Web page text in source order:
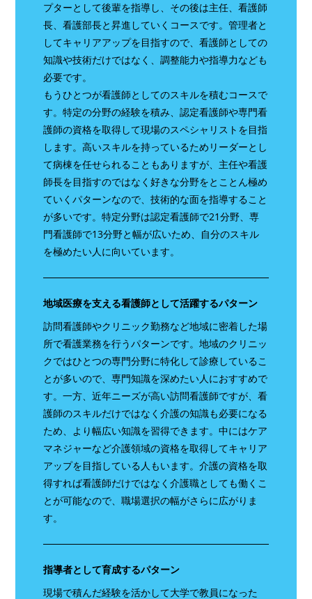
プターとして後輩を指導し、その後は主任、看護師
長、看護部長と昇進していくコースです。管理者と
してキャリアアップを目指すので、看護師としての
知識や技術だけではなく、調整能力や指導力なども
必要です。
もうひとつが看護師としてのスキルを積むコースで
す。特定の分野の経験を積み、認定看護師や専門看
護師の資格を取得して現場のスペシャリストを目指
します。高いスキルを持っているためリーダーとし
て病棟を任せられることもありますが、主任や看護
師長を目指すのではなく好きな分野をとことん極め
ていくパターンなので、技術的な面を指導すること
が多いです。特定分野は認定看護師で21分野、専
門看護師で13分野と幅が広いため、自分のスキル
を極めたい人に向いています。
地域医療を支える看護師として活躍するパターン
訪問看護師やクリニック勤務など地域に密着した場
所で看護業務を行うパターンです。地域のクリニッ
クではひとつの専門分野に特化して診療しているこ
とが多いので、専門知識を深めたい人におすすめで
す。一方、近年ニーズが高い訪問看護師ですが、看
護師のスキルだけではなく介護の知識も必要になる
ため、より幅広い知識を習得できます。中にはケア
マネジャーなど介護領域の資格を取得してキャリア
アップを目指している人もいます。介護の資格を取
得すれば看護師だけではなく介護職としても働くこ
とが可能なので、職場選択の幅がさらに広がりま
す。
指導者として育成するパターン
現場で積んだ経験を活かして大学で教員になった